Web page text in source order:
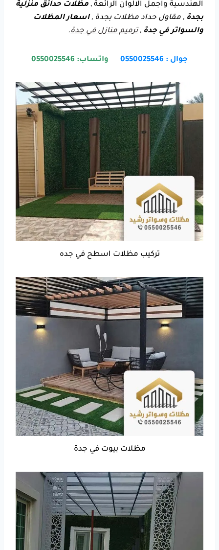
الهندسية واجمل الالوان الرائعة , مظلات حدائق منزلية
بجدة , مقاول حداد مظلات بجدة ,اسعار المظلات
والسواتر في جدة ,ترميم منازل في جدة.
جوال : 0550025546 واتساب: 0550025546
تركيب مظلات اسطح في جده
مظلات بيوت في جدة